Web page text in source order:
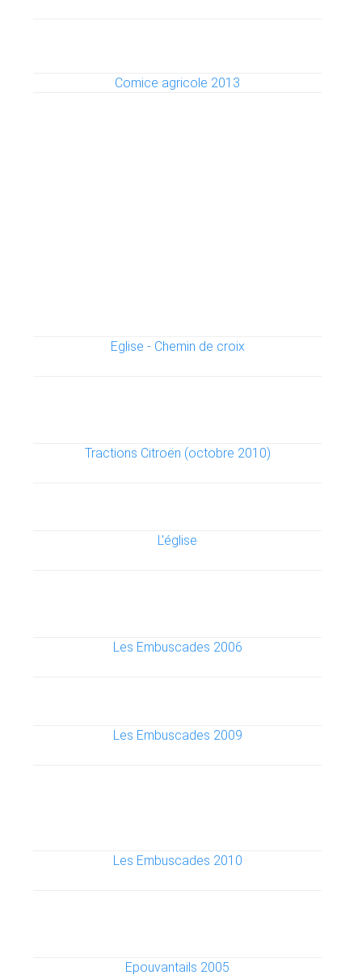
Comice agricole 2013
Eglise - Chemin de croix
Tractions Citroën (octobre 2010)
L'église
Les Embuscades 2006
Les Embuscades 2009
Les Embuscades 2010
Epouvantails 2005